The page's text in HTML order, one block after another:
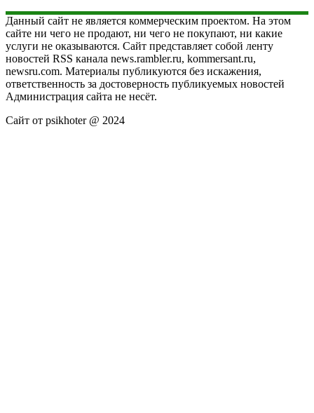
Данный сайт не является коммерческим проектом. На этом
сайте ни чего не продают, ни чего не покупают, ни какие
услуги не оказываются. Сайт представляет собой ленту
новостей RSS канала news.rambler.ru, kommersant.ru,
newsru.com. Материалы публикуются без искажения,
ответственность за достоверность публикуемых новостей
Администрация сайта не несёт.
Сайт от psikhoter @ 2024